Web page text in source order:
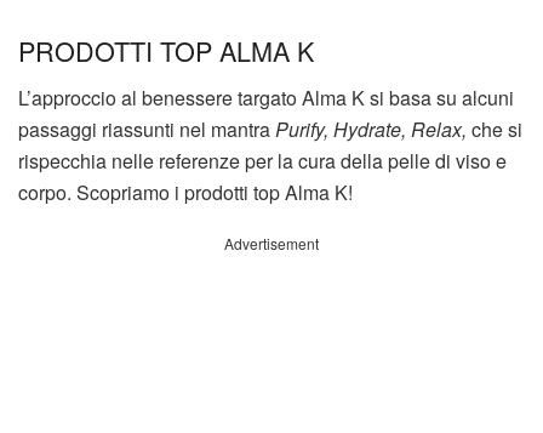
PRODOTTI TOP ALMA K
L’approccio al benessere targato Alma K si basa su alcuni
passaggi riassunti nel mantra Purify, Hydrate, Relax, che si
rispecchia nelle referenze per la cura della pelle di viso e
corpo. Scopriamo i prodotti top Alma K!
Advertisement